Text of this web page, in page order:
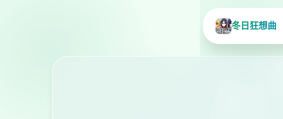
冬日狂想曲